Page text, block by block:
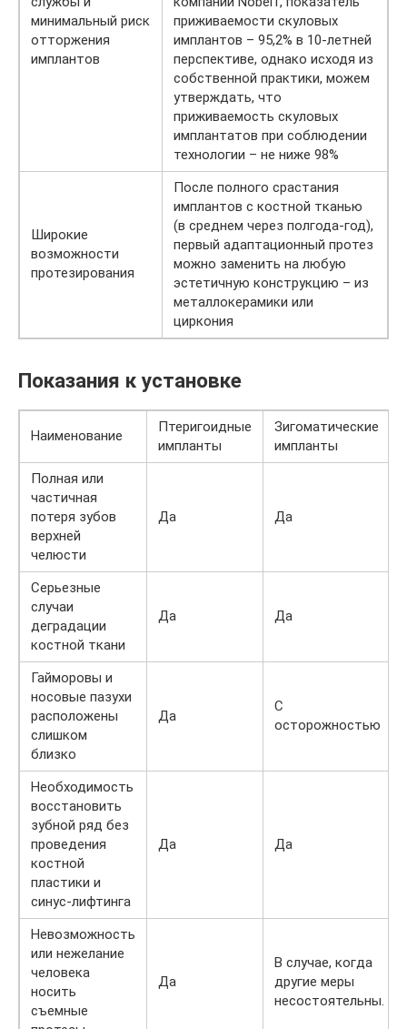
минимальный риск
отторжения
имплантов
приживаемости скуловых
имплантов – 95,2% в 10-летней
перспективе, однако исходя из
собственной практики, можем
утверждать, что
приживаемость скуловых
имплантатов при соблюдении
технологии – не ниже 98%
Широкие
возможности
протезирования
После полного срастания
имплантов с костной тканью
(в среднем через полгода-год),
первый адаптационный протез
можно заменить на любую
эстетичную конструкцию – из
металлокерамики или
циркония
Показания к установке
Наименование
Птеригоидные
импланты
Зигоматические
импланты
Полная или
частичная
потеря зубов
верхней
челюсти
Да Да
Серьезные
случаи
деградации
костной ткани
Да Да
Гайморовы и
носовые пазухи
расположены
слишком
близко
Да
С
осторожностью
Необходимость
восстановить
зубной ряд без
проведения
костной
пластики и
синус-лифтинга
Да Да
Невозможность
или нежелание
человека
носить
съемные
Да
В случае, когда
другие меры
несостоятельны.